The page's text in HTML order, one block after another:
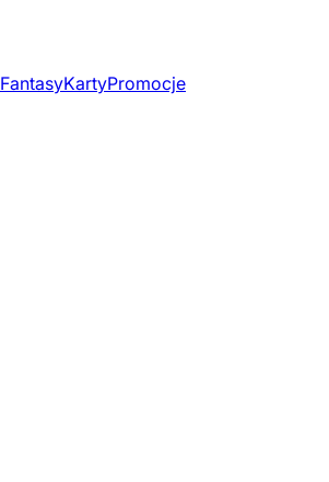
FantasyKartyPromocje